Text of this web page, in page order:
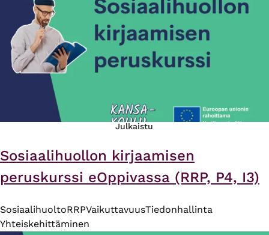
Julkaistu
Sosiaalihuollon kirjaamisen
peruskurssi eOppivassa (RRP, P4, I3)
SosiaalihuoltoRRPVaikuttavuusTiedonhallinta
Yhteiskehittäminen